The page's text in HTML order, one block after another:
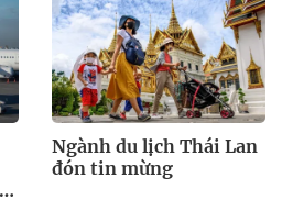
Ngành du lịch Thái Lan
đón tin mừng